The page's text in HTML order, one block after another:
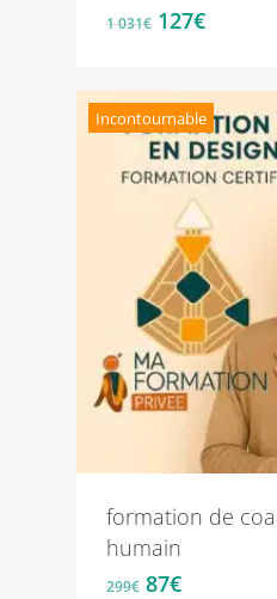
1 031€ Le
était :
1
031€.
127€Le
est :
127€.
Incontournable
formation de
humain
299€ Le
87€Le